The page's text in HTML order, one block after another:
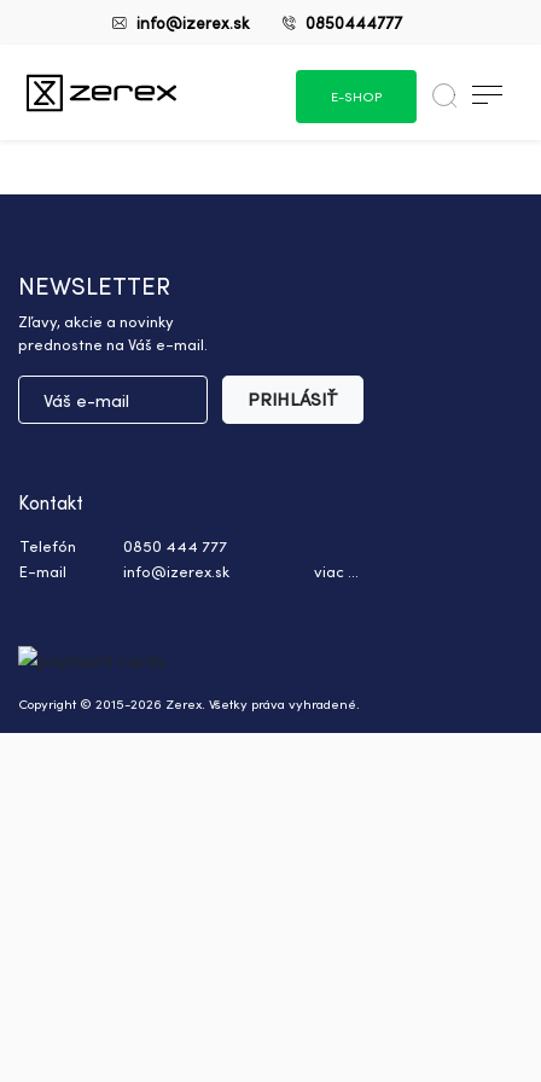
info@izerex.sk 0850444777
E-SHOP
NEWSLETTER
Zľavy, akcie a novinky
prednostne na Váš e-mail.
PRIHLÁSIŤ
Copyright © 2015-2026 Zerex. Všetky práva vyhradené.
Kontakt
Telefón
0850 444 777
E-mail
info@izerex.sk viac ...